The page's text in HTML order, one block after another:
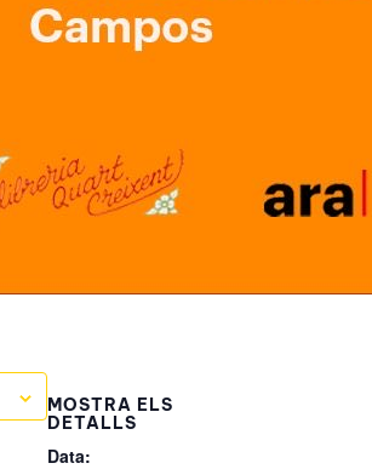
MOSTRA ELS
DETALLS
Data: